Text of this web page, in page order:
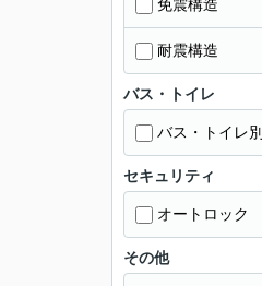
免震構造
耐震構造
バス・トイレ
バス・トイレ別
セキュリティ
オートロック
その他